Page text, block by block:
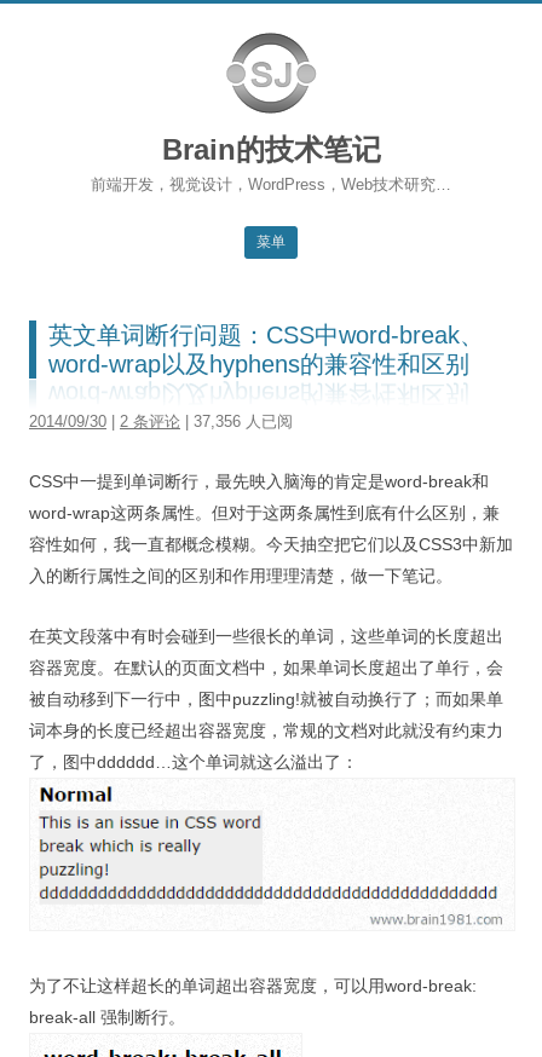
Brain的技术笔记
前端开发，视觉设计，WordPress，Web技术研究…
菜单
博客首页
SEO
视觉/交互设计
作品集
关于本站
英文单词断行问题：CSS中word-break、
word-wrap以及hyphens的兼容性和区别
2014/09/30 2 条评论 | 37,356 人已阅
CSS中一提到单词断行，最先映入脑海的肯定是word-break和
word-wrap这两条属性。但对于这两条属性到底有什么区别，兼
容性如何，我一直都概念模糊。今天抽空把它们以及CSS3中新加
入的断行属性之间的区别和作用理理清楚，做一下笔记。
在英文段落中有时会碰到一些很长的单词，这些单词的长度超出
容器宽度。在默认的页面文档中，如果单词长度超出了单行，会
被自动移到下一行中，图中puzzling!就被自动换行了；而如果单
词本身的长度已经超出容器宽度，常规的文档对此就没有约束力
了，图中dddddd…这个单词就这么溢出了 ：
为了不让这样超长的单词超出容器宽度，可以用word-break:
break-all 强制断行。